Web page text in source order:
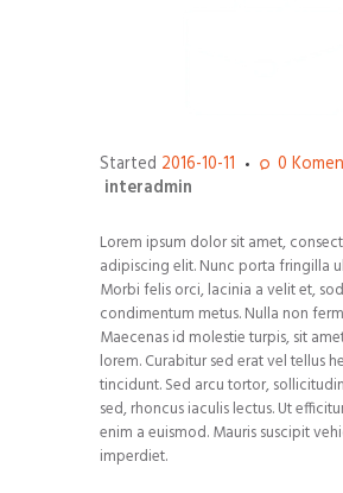
Started 2016-10-11 0
interadmin
Lorem ipsum dolor sit amet,
adipiscing elit. Nunc porta fringilla
Morbi felis orci, lacinia a velit et,
condimentum metus. Nulla non
Maecenas id molestie turpis, sit
lorem. Curabitur sed erat vel tellus
tincidunt. Sed arcu tortor,
sed, rhoncus iaculis lectus. Ut
enim a euismod. Mauris suscipit
imperdiet.